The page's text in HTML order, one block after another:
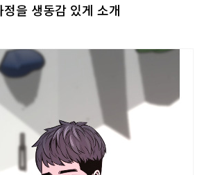
을 생동감 있게 소개